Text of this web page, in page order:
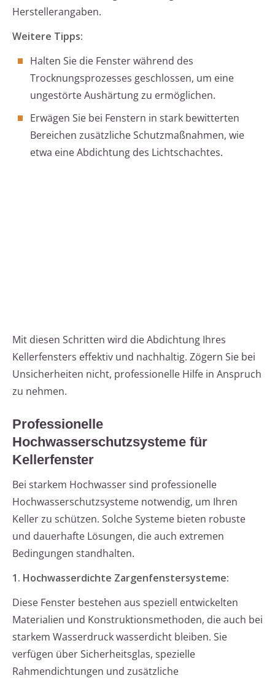
Herstellerangaben.
Weitere Tipps:
Halten Sie die Fenster während des
Trocknungsprozesses geschlossen, um eine
ungestörte Aushärtung zu ermöglichen.
Erwägen Sie bei Fenstern in stark bewitterten
Bereichen zusätzliche Schutzmaßnahmen, wie
etwa eine Abdichtung des Lichtschachtes.
Mit diesen Schritten wird die Abdichtung Ihres
Kellerfensters effektiv und nachhaltig. Zögern Sie bei
Unsicherheiten nicht, professionelle Hilfe in Anspruch
zu nehmen.
Professionelle
Hochwasserschutzsysteme für
Kellerfenster
Bei starkem Hochwasser sind professionelle
Hochwasserschutzsysteme notwendig, um Ihren
Keller zu schützen. Solche Systeme bieten robuste
und dauerhafte Lösungen, die auch extremen
Bedingungen standhalten.
1. Hochwasserdichte Zargenfenstersysteme:
Diese Fenster bestehen aus speziell entwickelten
Materialien und Konstruktionsmethoden, die auch bei
starkem Wasserdruck wasserdicht bleiben. Sie
verfügen über Sicherheitsglas, spezielle
Rahmendichtungen und zusätzliche